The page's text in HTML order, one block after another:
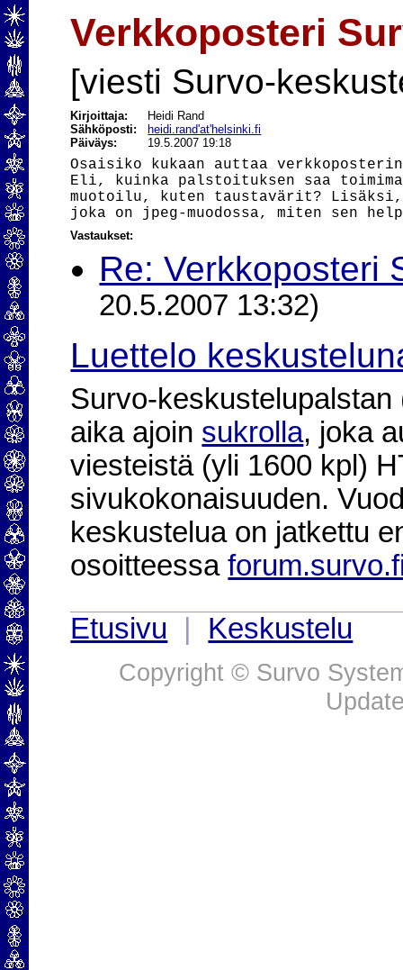
Verkkoposteri
[viesti Survo-
Kirjoittaja:
Heidi Rand
Sähköposti:
heidi.rand'at'helsinki.fi
Päiväys:
19.5.2007 19:18
Osaisiko kukaan auttaa
Eli, kuinka palstoituksen saa
muotoilu, kuten taustavärit?
Vastaukset:
Re: Verkkoposteri
20.5.2007 13:32)
Luettelo
Survo-
aika ajoin sukrolla, joka
viesteistä (yli 1600 kpl)
sivukokonaisuuden.
keskustelua on jatkettu
osoitteessa
Etusivu
Keskustelu
Copyright © Survo